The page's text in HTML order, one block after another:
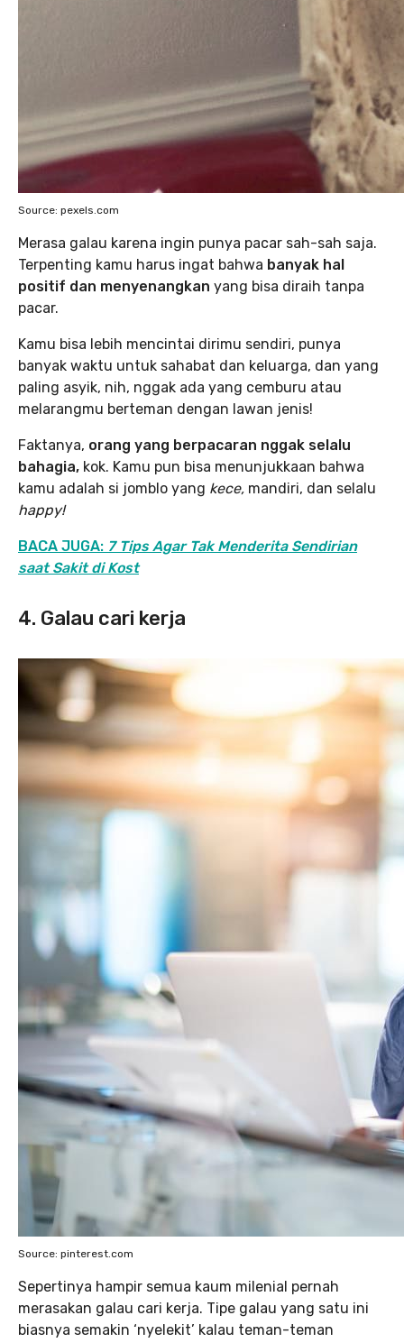
Source: pexels.com
Merasa galau karena ingin punya pacar sah-sah saja.
Terpenting kamu harus ingat bahwa banyak hal
positif dan menyenangkan yang bisa diraih tanpa
pacar.
Kamu bisa lebih mencintai dirimu sendiri, punya
banyak waktu untuk sahabat dan keluarga, dan yang
paling asyik, nih, nggak ada yang cemburu atau
melarangmu berteman dengan lawan jenis!
Faktanya, orang yang berpacaran nggak selalu
bahagia, kok. Kamu pun bisa menunjukkaan bahwa
kamu adalah si jomblo yang kece, mandiri, dan selalu
happy!
BACA JUGA: 7 Tips Agar Tak Menderita Sendirian
saat Sakit di Kost
4. Galau cari kerja
Source: pinterest.com
Sepertinya hampir semua kaum milenial pernah
merasakan galau cari kerja. Tipe galau yang satu ini
biasnya semakin ‘nyelekit’ kalau teman-teman